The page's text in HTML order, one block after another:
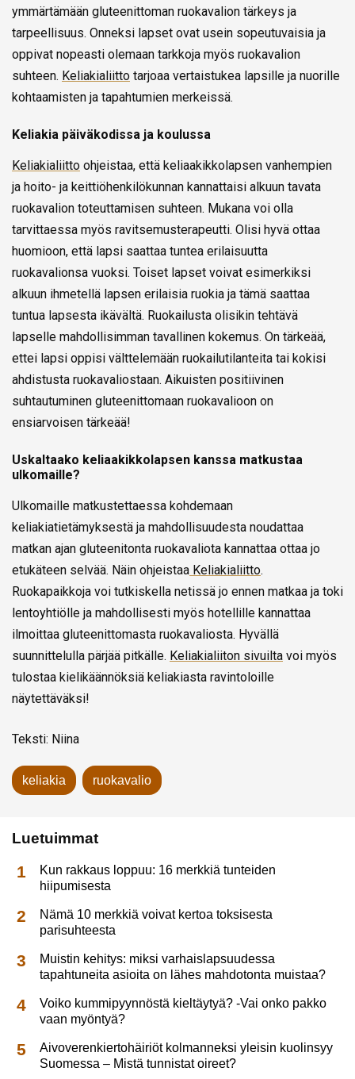
ymmärtämään gluteenittoman ruokavalion tärkeys ja
tarpeellisuus. Onneksi lapset ovat usein sopeutuvaisia ja
oppivat nopeasti olemaan tarkkoja myös ruokavalion
suhteen. Keliakialiitto tarjoaa vertaistukea lapsille ja nuorille
kohtaamisten ja tapahtumien merkeissä.
Keliakia päiväkodissa ja koulussa
Keliakialiitto ohjeistaa, että keliaakikkolapsen vanhempien
ja hoito- ja keittiöhenkilökunnan kannattaisi alkuun tavata
ruokavalion toteuttamisen suhteen. Mukana voi olla
tarvittaessa myös ravitsemusterapeutti. Olisi hyvä ottaa
huomioon, että lapsi saattaa tuntea erilaisuutta
ruokavalionsa vuoksi. Toiset lapset voivat esimerkiksi
alkuun ihmetellä lapsen erilaisia ruokia ja tämä saattaa
tuntua lapsesta ikävältä. Ruokailusta olisikin tehtävä
lapselle mahdollisimman tavallinen kokemus. On tärkeää,
ettei lapsi oppisi välttelemään ruokailutilanteita tai kokisi
ahdistusta ruokavaliostaan. Aikuisten positiivinen
suhtautuminen gluteenittomaan ruokavalioon on
ensiarvoisen tärkeää!
Uskaltaako keliaakikkolapsen kanssa matkustaa
ulkomaille?
Ulkomaille matkustettaessa kohdemaan
keliakiatietämyksestä ja mahdollisuudesta noudattaa
matkan ajan gluteenitonta ruokavaliota kannattaa ottaa jo
etukäteen selvää. Näin ohjeistaa Keliakialiitto.
Ruokapaikkoja voi tutkiskella netissä jo ennen matkaa ja toki
lentoyhtiölle ja mahdollisesti myös hotellille kannattaa
ilmoittaa gluteenittomasta ruokavaliosta. Hyvällä
suunnittelulla pärjää pitkälle. Keliakialiiton sivuilta voi myös
tulostaa kielikäännöksiä keliakiasta ravintoloille
näytettäväksi!
Teksti: Niina
keliakia ruokavalio
Luetuimmat
Kun rakkaus loppuu: 16 merkkiä tunteiden
hiipumisesta
Nämä 10 merkkiä voivat kertoa toksisesta
parisuhteesta
Muistin kehitys: miksi varhaislapsuudessa
tapahtuneita asioita on lähes mahdotonta muistaa?
Voiko kummipyynnöstä kieltäytyä? -Vai onko pakko
vaan myöntyä?
Aivoverenkiertohäiriöt kolmanneksi yleisin kuolinsyy
Suomessa – Mistä tunnistat oireet?